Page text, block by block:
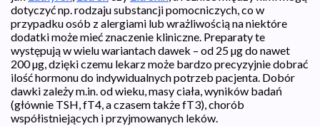
dotyczyć np. rodzaju substancji pomocniczych, co w
przypadku osób z alergiami lub wrażliwością na niektóre
dodatki może mieć znaczenie kliniczne. Preparaty te
występują w wielu wariantach dawek – od 25 µg do nawet
200 µg, dzięki czemu lekarz może bardzo precyzyjnie dobrać
ilość hormonu do indywidualnych potrzeb pacjenta. Dobór
dawki zależy m.in. od wieku, masy ciała, wyników badań
(głównie TSH, fT4, a czasem także fT3), chorób
współistniejących i przyjmowanych leków.